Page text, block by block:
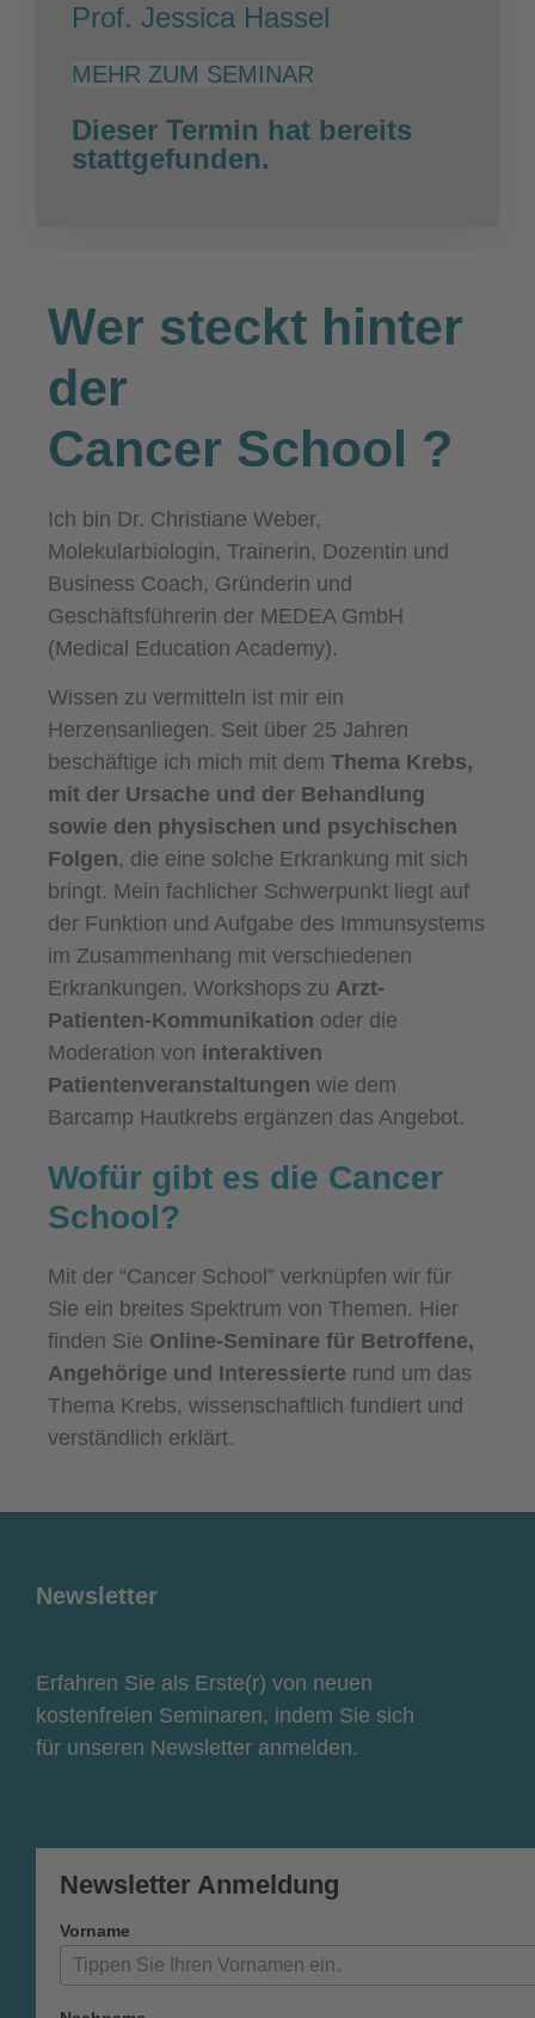
Prof. Jessica Hassel
MEHR ZUM SEMINAR
Dieser Termin hat bereits
stattgefunden.
Wer steckt hinter
der
Cancer School ?
Ich bin Dr. Christiane Weber,
Molekularbiologin, Trainerin, Dozentin und
Business Coach, Gründerin und
Geschäftsführerin der MEDEA GmbH
(Medical Education Academy).
Wissen zu vermitteln ist mir ein
Herzensanliegen. Seit über 25 Jahren
beschäftige ich mich mit dem Thema Krebs,
mit der Ursache und der Behandlung
sowie den physischen und psychischen
Folgen, die eine solche Erkrankung mit sich
bringt. Mein fachlicher Schwerpunkt liegt auf
der Funktion und Aufgabe des Immunsystems
im Zusammenhang mit verschiedenen
Erkrankungen. Workshops zu Arzt-
Patienten-Kommunikation oder die
Moderation von interaktiven
Patientenveranstaltungen wie dem
Barcamp Hautkrebs ergänzen das Angebot.
Wofür gibt es die Cancer
School?
Mit der “Cancer School” verknüpfen wir für
Sie ein breites Spektrum von Themen. Hier
finden Sie Online-Seminare für Betroffene,
Angehörige und Interessierte rund um das
Thema Krebs, wissenschaftlich fundiert und
verständlich erklärt.
Newsletter
Erfahren Sie als Erste(r) von neuen
kostenfreien Seminaren, indem Sie sich
für unseren Newsletter anmelden.
Newsletter Anmeldung
Vorname